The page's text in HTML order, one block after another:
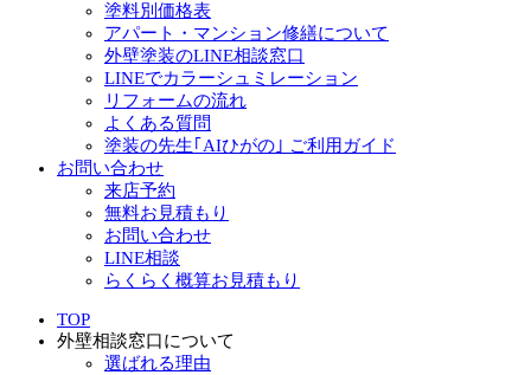
塗料別価格表
アパート・マンション修繕について
外壁塗装のLINE相談窓口
LINEでカラーシュミレーション
リフォームの流れ
よくある質問
塗装の先生｢AIひがの｣ ご利用ガイド
お問い合わせ
来店予約
無料お見積もり
お問い合わせ
LINE相談
らくらく概算お見積もり
TOP
外壁相談窓口について
選ばれる理由